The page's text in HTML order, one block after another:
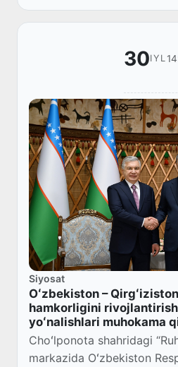
toʻgʻrisida...
30IYL
Siyosat
Oʻzbekiston –
hamkorligini
yoʻnalishlari muhokama
Choʻlponota shahridagi
markazida Oʻzbekiston